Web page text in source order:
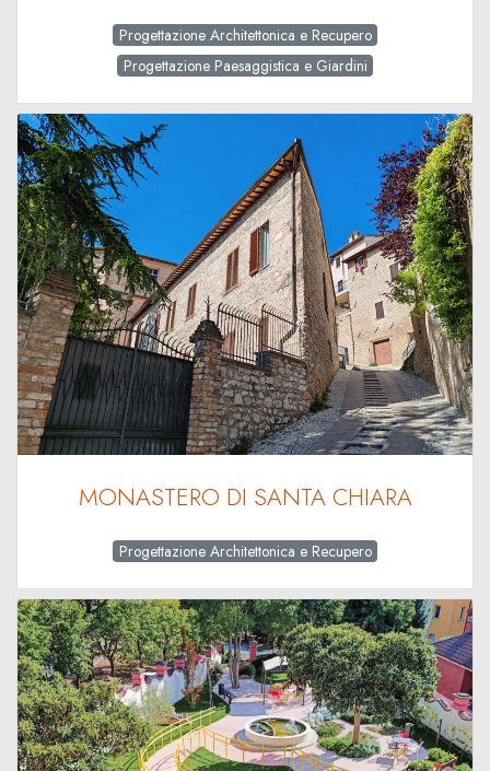
Progettazione Architettonica e Recupero
Progettazione Paesaggistica e Giardini
MONASTERO DI SANTA CHIARA
Progettazione Architettonica e Recupero